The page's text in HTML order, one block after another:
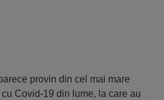
provin din cel mai mare
Covid-19 din lume, la care au